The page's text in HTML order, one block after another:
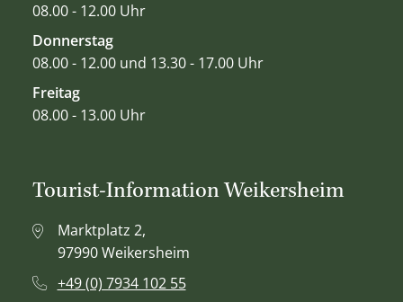
08.00 - 12.00 Uhr
Donnerstag
08.00 - 12.00 und 13.30 - 17.00 Uhr
Freitag
08.00 - 13.00 Uhr
Tourist-Information Weikersheim
Marktplatz 2,
97990 Weikersheim
+49 (0) 7934 102 55